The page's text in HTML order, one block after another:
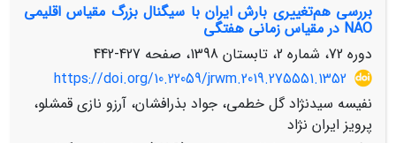
بررسی هم‌تغییری بارش‌ ایران با سیگنال بزرگ‌ مقیاس اقلیمی
NAO در مقیاس زمانی هفتگی
دوره 72، شماره 2، تابستان 1398، صفحه
427-442
https://doi.org/10.22059/jrwm.2019.275551.1352
نفیسه سیدنژاد گل خطمی، جواد بذرافشان، آرزو نازی قمشلو،
پرویز ایران نژاد